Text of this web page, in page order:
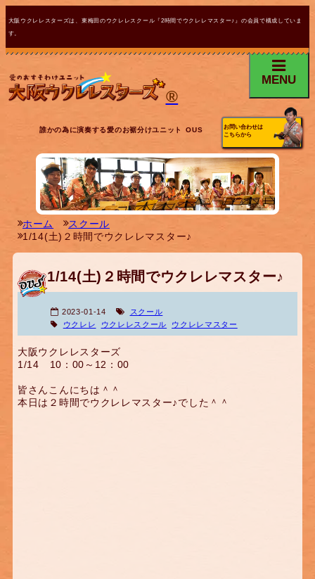
大阪ウクレレスターズは、東梅田のウクレレスクール『2時間でウクレレマスター♪』の会員で構成していま
す。
®
MENU
誰かの為に演奏する愛のお裾分けユニット OUS
お問い合わせは
こちらから
ホーム
スクール
1/14(土)２時間でウクレレマスター♪
1/14(土)２時間でウクレレマスター♪
2023-01-14
スクール
ウクレレ
ウクレレスクール ウクレレマスター
大阪ウクレレスターズ
1/14 10：00～12：00
皆さんこんにちは＾＾
本日は２時間でウクレレマスター♪でした＾＾